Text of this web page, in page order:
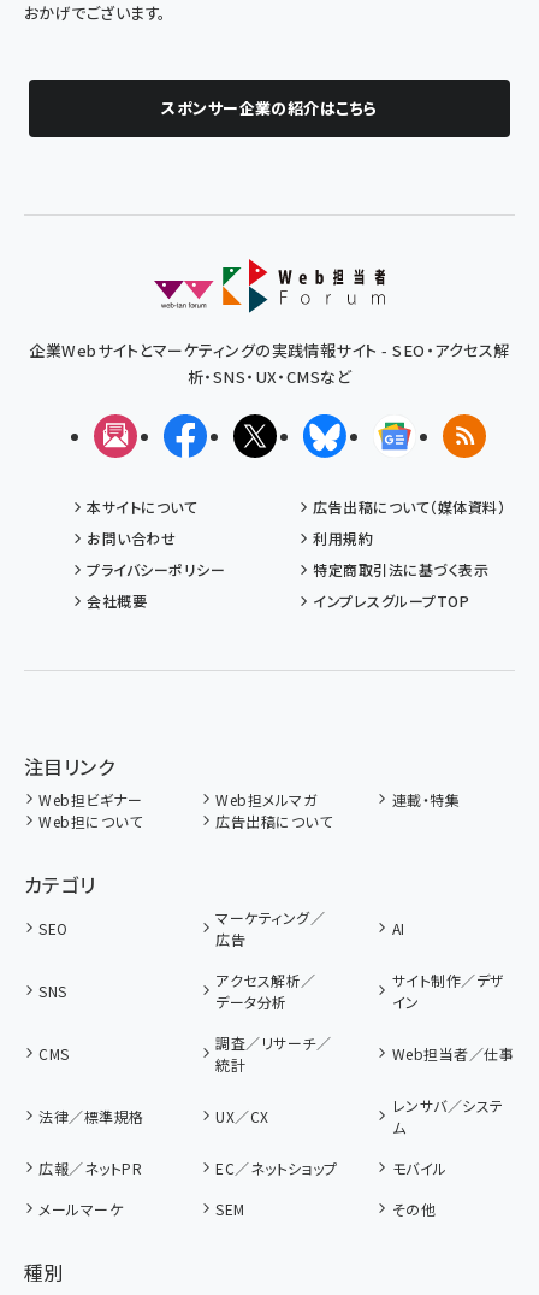
おかげでございます。
スポンサー企業の紹介はこちら
企業Webサイトとマーケティングの実践情報サイト - SEO・アクセス解
析・SNS・UX・CMSなど
メルマガFacebookX(エックス)BlueskyGoogleニュ
RSS
本サイトについて
広告出稿について（媒体資料）
お問い合わせ
利用規約
プライバシーポリシー
特定商取引法に基づく表示
会社概要
インプレスグループTOP
注目リンク
Web担ビギナー Web担メルマガ
連載・特集
Web担について
広告出稿について
カテゴリ
SEO
マーケティング／
広告
AI
SNS
アクセス解析／
データ分析
サイト制作／デザ
イン
CMS
調査／リサーチ／
統計
Web担当者／仕事
法律／標準規格 UX／CX
レンサバ／システ
ム
広報／ネットPR
EC／ネットショップ
モバイル
メールマーケ
SEM その他
種別